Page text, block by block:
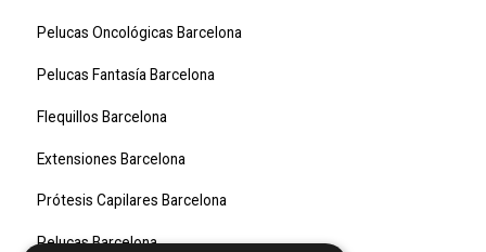
Pelucas Oncológicas Barcelona
Pelucas Fantasía Barcelona
Flequillos Barcelona
Extensiones Barcelona
Prótesis Capilares Barcelona
Pelucas Barcelona